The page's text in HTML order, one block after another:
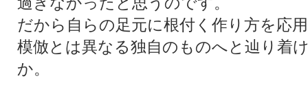
だから自らの足元に根付く作り方を応
模倣とは異なる独自のものへと辿り着
か。